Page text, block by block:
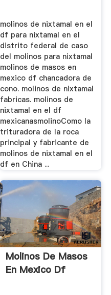
molinos de nixtamal en el
df para nixtamal en el
distrito federal de caso
del molinos para nixtamal
molinos de masos en
mexico df chancadora de
cono. molinos de nixtamal
fabricas. molinos de
nixtamal en el df
mexicanasmolinoComo la
trituradora de la roca
principal y fabricante de
molinos de nixtamal en el
df en China ...
Molinos De Masos
En Mexico Df